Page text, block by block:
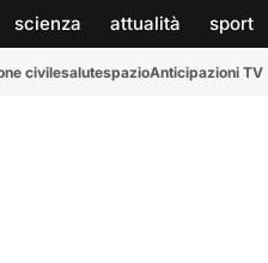
scienza attualità sport
civilesalutespazioAnticipazioni TV